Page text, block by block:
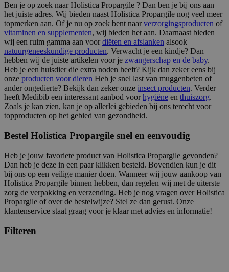
Ben je op zoek naar Holistica Propargile ? Dan ben je bij ons aan
het juiste adres. Wij bieden naast Holistica Propargile nog veel meer
topmerken aan. Of je nu op zoek bent naarverzorgingsproducten of
vitaminen en supplementen, wij bieden het aan. Daarnaast bieden
wij een ruim gamma aan voordiëten en afslanken alsook
natuurgeneeskundige producten. Verwacht je een kindje? Dan
hebben wij de juiste artikelen voor je zwangerschap en de baby.
Heb je een huisdier die extra noden heeft? Kijk dan zeker eens bij
onze producten voor dieren Heb je snel last van muggenbeten of
ander ongedierte? Bekijk dan zeker onze insect producten. Verder
heeft Medibib een interessant aanbod voorhygiëne en thuiszorg.
Zoals je kan zien, kan je op allerlei gebieden bij ons terecht voor
topproducten op het gebied van gezondheid.
Bestel Holistica Propargile snel en eenvoudig
Heb je jouw favoriete product van Holistica Propargile gevonden?
Dan heb je deze in een paar klikken besteld. Bovendien kun je dit
bij ons op een veilige manier doen. Wanneer wij jouw aankoop van
Holistica Propargile binnen hebben, dan regelen wij met de uiterste
zorg de verpakking en verzending. Heb je nog vragen over Holistica
Propargile of over de bestelwijze? Stel ze dan gerust. Onze
klantenservice staat graag voor je klaar met advies en informatie!
Filteren